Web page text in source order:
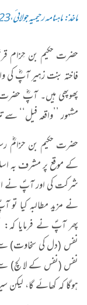
ماخذ: ماہنامہ رحیمیہ جولائی،2023ء
حضرت حکیم بن حِزام
فاختہ بنت زہیر آپؓ کی
پھوپھی ہیں۔ آپؓ
مشہور ’’واقعہ فیل‘‘
حضرت حکیم بن حزامؓ
کے موقع پر مشرف بہ
نے مزید مطالبہ کیا
پھر آپؐ نے فرمایا
نفس (دل کی سخاوت)
نفس (نفس کے لالچ)
ہوگا کہ کھائے گا، لیکن